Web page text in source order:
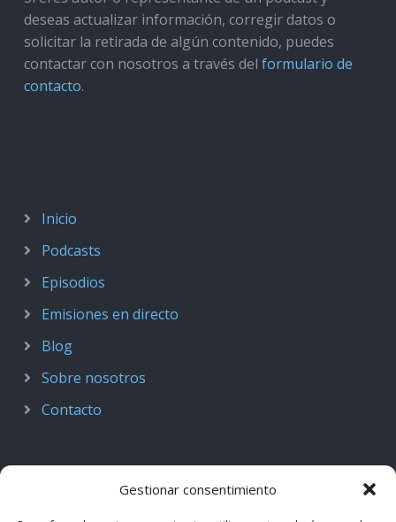
Gestionar consentimiento
deseas actualizar información, corregir datos o
solicitar la retirada de algún contenido, puedes
contactar con nosotros a través del formulario de
contacto.
Inicio
Podcasts
Episodios
Emisiones en directo
Blog
Sobre nosotros
Contacto